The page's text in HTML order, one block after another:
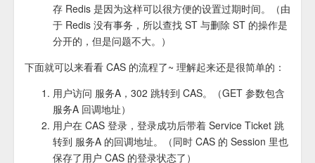
存 Redis 是因为这样可以很方便的设置过期时间。（由
于 Redis 没有事务，所以查找 ST 与删除 ST 的操作是
分开的，但是问题不大。）
下面就可以来看看 CAS 的流程了~ 理解起来还是很简单的：
用户访问 服务A，302 跳转到 CAS。（GET 参数包含
服务A 回调地址）
用户在 CAS 登录，登录成功后带着 Service Ticket 跳
转到 服务A 的回调地址。（同时 CAS 的 Session 里也
保存了用户 CAS 的登录状态了）